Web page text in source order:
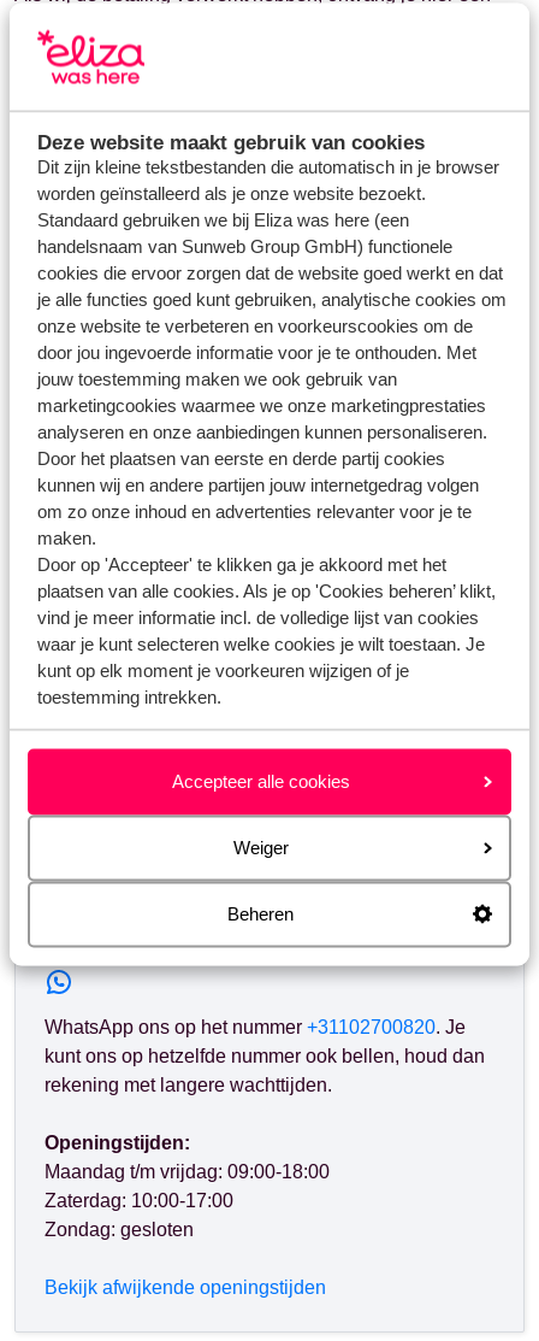
Deze website maakt gebruik van cookies
Dit zijn kleine tekstbestanden die automatisch in je browser
worden geïnstalleerd als je onze website bezoekt.
Standaard gebruiken we bij Eliza was here (een
handelsnaam van Sunweb Group GmbH) functionele
cookies die ervoor zorgen dat de website goed werkt en dat
je alle functies goed kunt gebruiken, analytische cookies om
onze website te verbeteren en voorkeurscookies om de
door jou ingevoerde informatie voor je te onthouden. Met
jouw toestemming maken we ook gebruik van
marketingcookies waarmee we onze marketingprestaties
analyseren en onze aanbiedingen kunnen personaliseren.
Door het plaatsen van eerste en derde partij cookies
kunnen wij en andere partijen jouw internetgedrag volgen
om zo onze inhoud en advertenties relevanter voor je te
maken.
Door op 'Accepteer' te klikken ga je akkoord met het
plaatsen van alle cookies. Als je op 'Cookies beheren’ klikt,
vind je meer informatie incl. de volledige lijst van cookies
waar je kunt selecteren welke cookies je wilt toestaan. Je
kunt op elk moment je voorkeuren wijzigen of je
toestemming intrekken.
Accepteer alle cookies
Weiger
Beheren
bevestiging van per mail. Ook zie je dan de betaling in Mijn
Eliza staan.
Door verschil in banken kan het zijn dat de betaling niet
direct zichtbaar is bij ons. Dit kan soms wel een aantal
dagen duren. Het is belangrijk hier rekening mee te houden.
Heb je een last minute vakantie geboekt, dan raden wij aan
om via iDEAL of creditcard te betalen.
Vragen over hetzelfde onderwerp
Met welke betaalmethodes kan ik betalen?
Kan ik betalen met een creditcard?
Kan ik met een Eliza was here (omruil)voucher betalen?
Gerelateerde vragen
Kan ik achteraf betalen met Klarna?
Kan ik betalen met een creditcard?
Kan ik betalen via iDEAL?
Hoe betaal ik de borg voor mijn accommodatie en hoe krijg
ik deze terug?
Heb jij jouw antwoord niet gevonden?
WhatsApp ons op het nummer +31102700820. Je
kunt ons op hetzelfde nummer ook bellen, houd dan
rekening met langere wachttijden.
Openingstijden:
Maandag t/m vrijdag: 09:00-18:00
Zaterdag: 10:00-17:00
Zondag: gesloten
Bekijk afwijkende openingstijden